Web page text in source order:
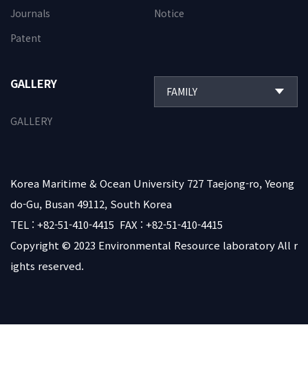
Journals
Patent
Notice
GALLERY
GALLERY
Korea Maritime & Ocean University 727 Taejong-ro, Yeong
do-Gu, Busan 49112, South Korea
TEL : +82-51-410-4415 FAX : +82-51-410-4415
Copyright © 2023 Environmental Resource laboratoryAll r
ights reserved.